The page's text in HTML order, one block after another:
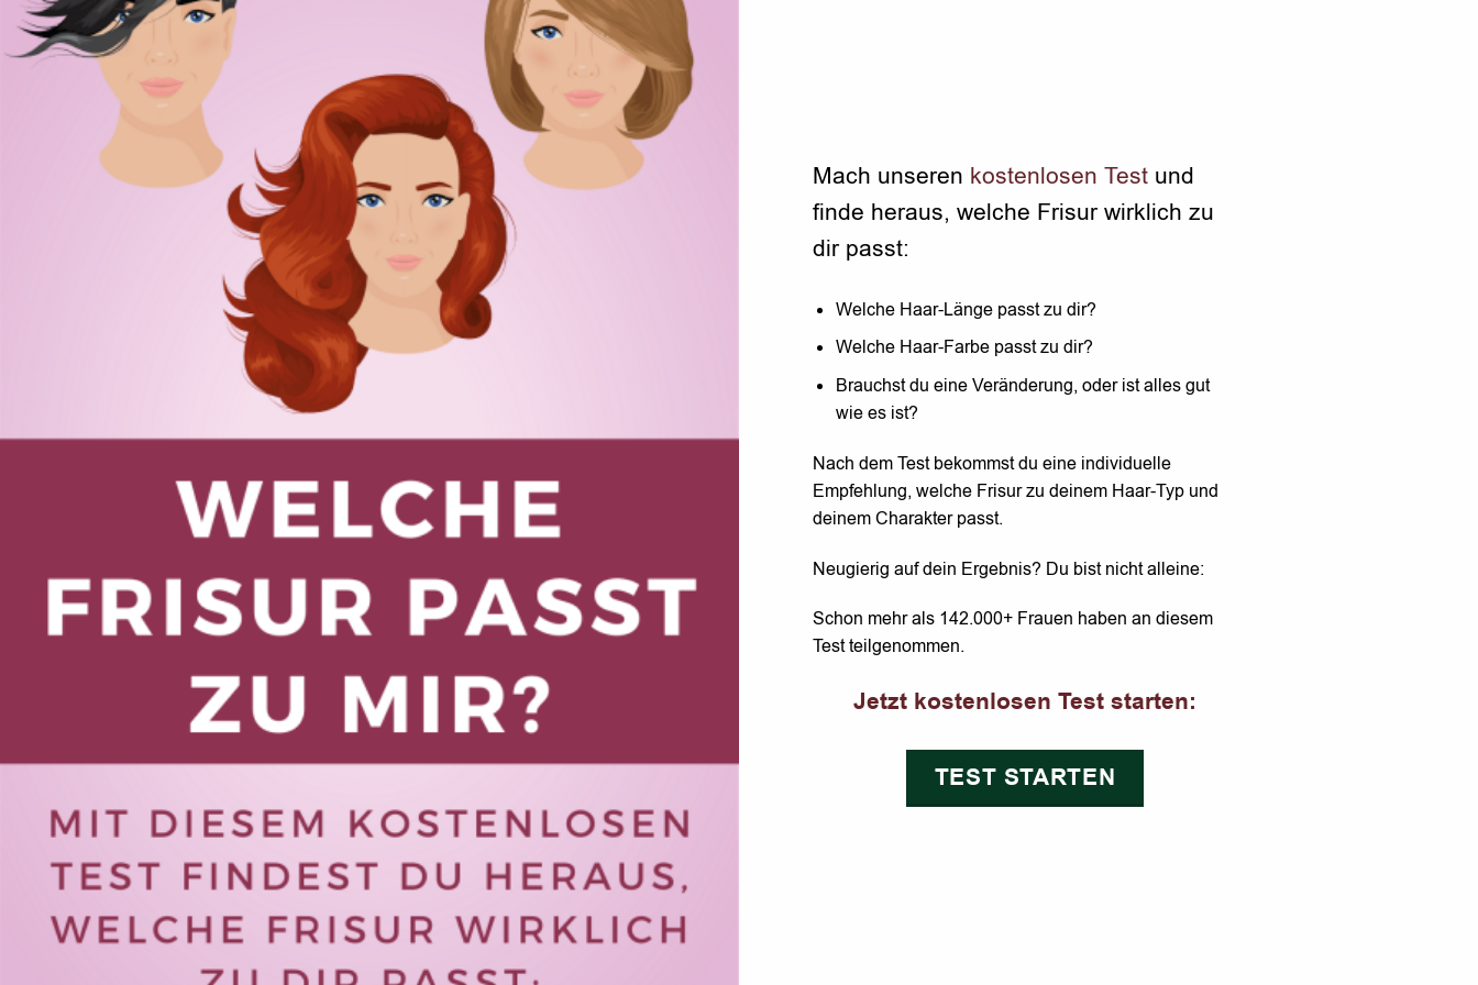
Mach unseren kostenlosen Test und
finde heraus, welche Frisur wirklich zu
dir passt:
Welche Haar-Länge passt zu dir?
Welche Haar-Farbe passt zu dir?
Brauchst du eine Veränderung, oder ist alles gut
wie es ist?
Nach dem Test bekommst du eine individuelle
Empfehlung, welche Frisur zu deinem Haar-Typ und
deinem Charakter passt.
Neugierig auf dein Ergebnis? Du bist nicht alleine:
Schon mehr als 142.000+ Frauen haben an diesem
Test teilgenommen.
Jetzt kostenlosen Test starten:
TEST STARTEN